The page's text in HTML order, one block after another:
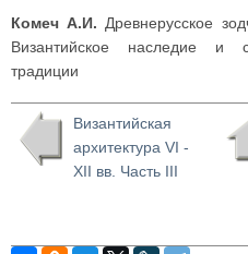
Комеч А.И. Древнерусское
Византийское наследие и
традиции
Византийская
архитектура VI -
XII вв. Часть III